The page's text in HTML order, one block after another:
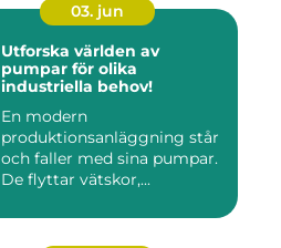
03. jun
Utforska världen av
pumpar för olika
industriella behov!
En modern
produktionsanläggning står
och faller med sina pumpar.
De flyttar vätskor,...